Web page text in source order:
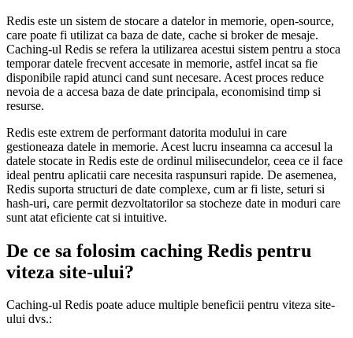
Redis este un sistem de stocare a datelor in memorie, open-source,
care poate fi utilizat ca baza de date, cache si broker de mesaje.
Caching-ul Redis se refera la utilizarea acestui sistem pentru a stoca
temporar datele frecvent accesate in memorie, astfel incat sa fie
disponibile rapid atunci cand sunt necesare. Acest proces reduce
nevoia de a accesa baza de date principala, economisind timp si
resurse.
Redis este extrem de performant datorita modului in care
gestioneaza datele in memorie. Acest lucru inseamna ca accesul la
datele stocate in Redis este de ordinul milisecundelor, ceea ce il face
ideal pentru aplicatii care necesita raspunsuri rapide. De asemenea,
Redis suporta structuri de date complexe, cum ar fi liste, seturi si
hash-uri, care permit dezvoltatorilor sa stocheze date in moduri care
sunt atat eficiente cat si intuitive.
De ce sa folosim caching Redis pentru
viteza site-ului?
Caching-ul Redis poate aduce multiple beneficii pentru viteza site-
ului dvs.: